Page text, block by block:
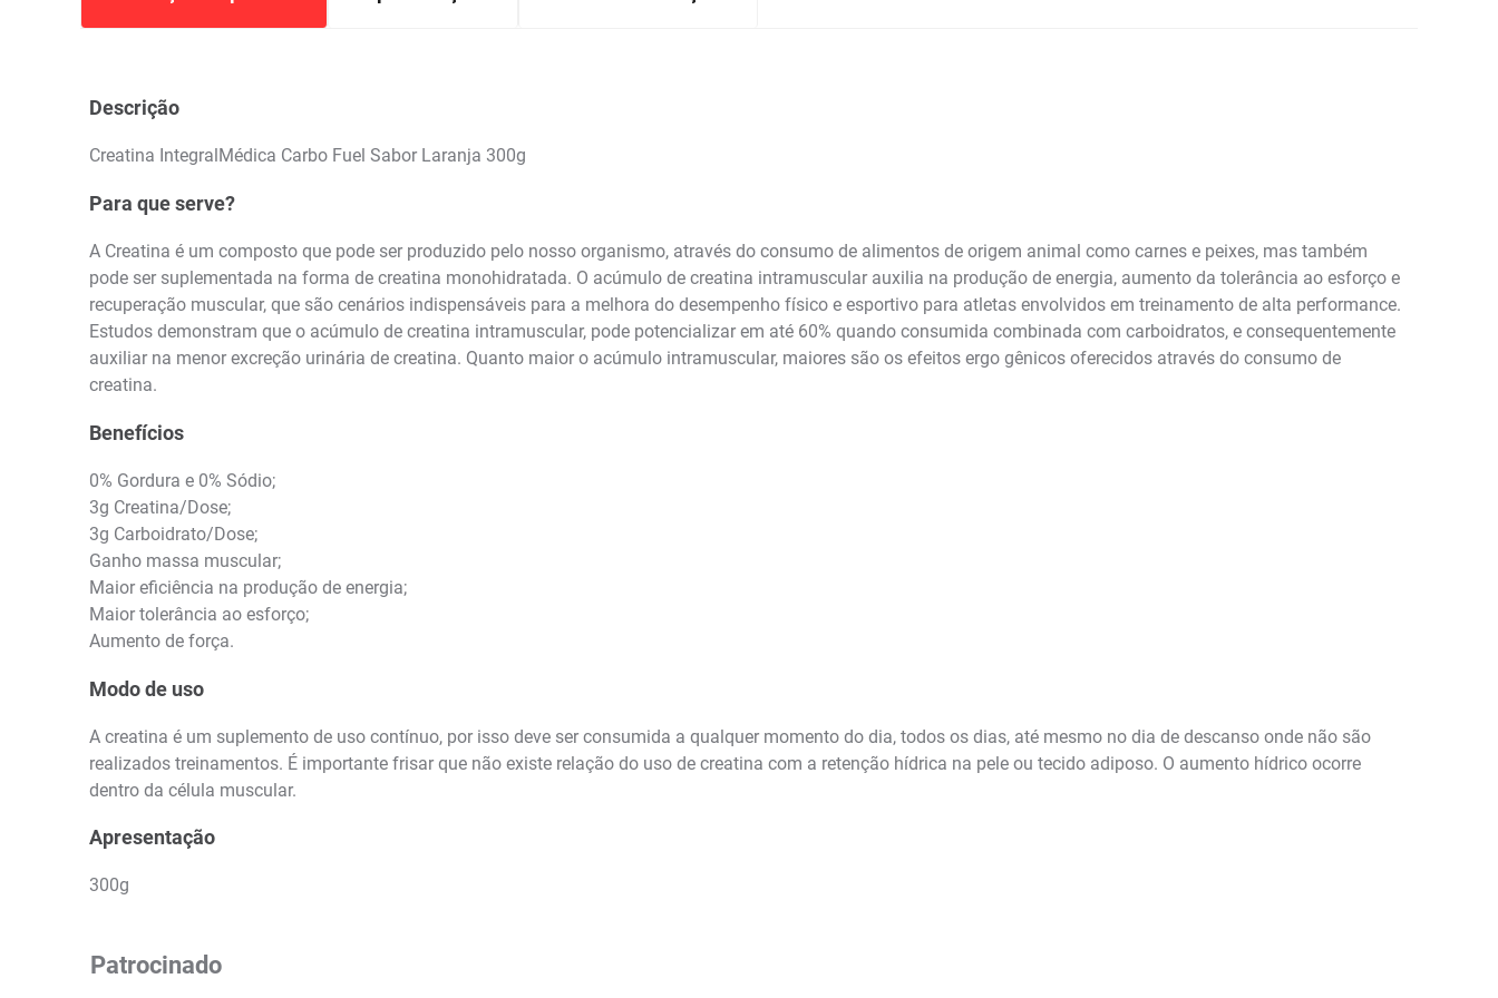
Descrição
Creatina IntegralMédica Carbo Fuel Sabor Laranja 300g
Para que serve?
A Creatina é um composto que pode ser produzido pelo nosso organismo, através do consumo de alimentos de origem animal como carnes e peixes, mas também
pode ser suplementada na forma de creatina monohidratada. O acúmulo de creatina intramuscular auxilia na produção de energia, aumento da tolerância ao esforço e
recuperação muscular, que são cenários indispensáveis para a melhora do desempenho físico e esportivo para atletas envolvidos em treinamento de alta performance.
Estudos demonstram que o acúmulo de creatina intramuscular, pode potencializar em até 60% quando consumida combinada com carboidratos, e consequentemente
auxiliar na menor excreção urinária de creatina. Quanto maior o acúmulo intramuscular, maiores são os efeitos ergo gênicos oferecidos através do consumo de
creatina.
Benefícios
0% Gordura e 0% Sódio;
3g Creatina/Dose;
3g Carboidrato/Dose;
Ganho massa muscular;
Maior eficiência na produção de energia;
Maior tolerância ao esforço;
Aumento de força.
Modo de uso
A creatina é um suplemento de uso contínuo, por isso deve ser consumida a qualquer momento do dia, todos os dias, até mesmo no dia de descanso onde não são
realizados treinamentos. É importante frisar que não existe relação do uso de creatina com a retenção hídrica na pele ou tecido adiposo. O aumento hídrico ocorre
dentro da célula muscular.
Apresentação
300g
Patrocinado